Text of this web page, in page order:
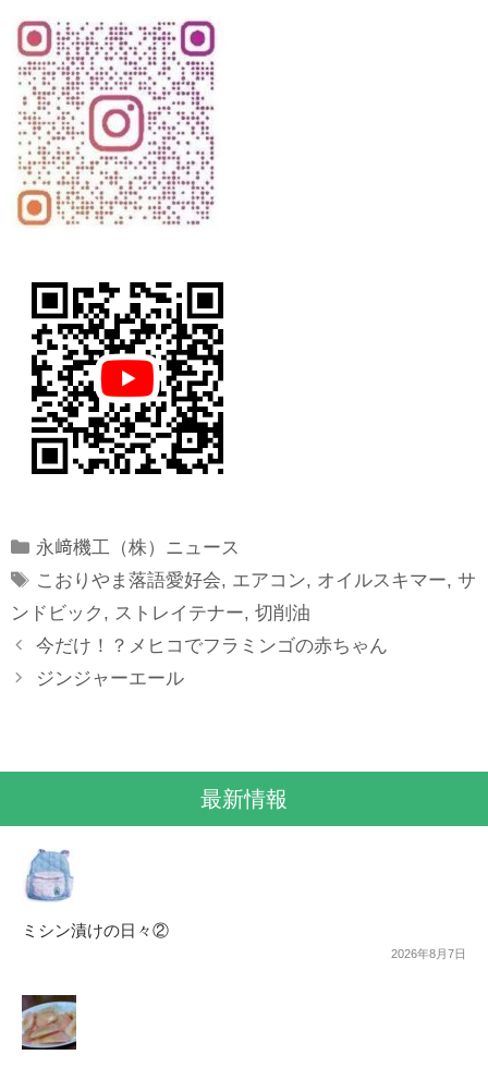
Categories
永﨑機工（株）ニュース
Tags
こおりやま落語愛好会, エアコン, オイルスキマー,サ
ンドビック , ストレイテナー, 切削油
今だけ！？メヒコでフラミンゴの赤ちゃん
ジンジャーエール
最新情報
ミシン漬けの日々②
2026年8月7日